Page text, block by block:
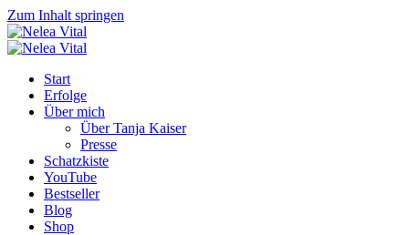
Zum Inhalt springen
Start
Erfolge
Über mich
Über Tanja Kaiser
Presse
Schatzkiste
YouTube
Bestseller
Blog
Shop